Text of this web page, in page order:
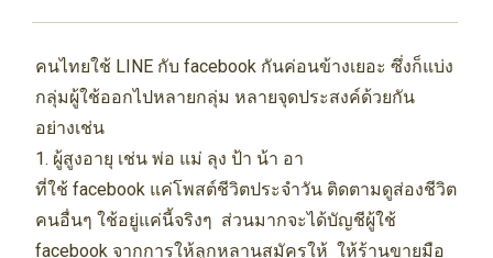
คนไทยใช้ LINE กับ facebook กันค่อนข้างเยอะ ซึ่งก็แบ่ง
กลุ่มผู้ใช้ออกไปหลายกลุ่ม หลายจุดประสงค์ด้วยกัน
อย่างเช่น
1. ผู้สูงอายุ เช่น พ่อ แม่ ลุง ป้า น้า อา
ที่ใช้ facebook แค่โพสต์ชีวิตประจำวัน ติดตามดูส่องชีวิต
คนอื่นๆ ใช้อยู่แค่นี้จริงๆ ส่วนมากจะได้บัญชีผู้ใช้
facebook จากการให้ลูกหลานสมัครให้ ให้ร้านขายมือ